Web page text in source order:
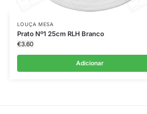
LOUÇA MESA
Prato Nº1 25cm RLH Branco
€3.60
Adicionar